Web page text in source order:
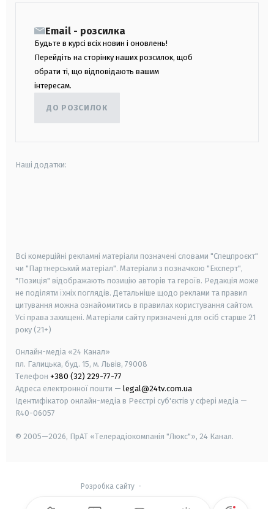
Email - розсилка
Будьте в курсі всіх новин і оновлень!
Перейдіть на сторінку наших розсилок, щоб
обрати ті, що відповідають вашим
інтересам.
ДО РОЗСИЛОК
Наші додатки:
Всі комерційні рекламні матеріали позначені словами "Спецпроєкт"
чи "Партнерський матеріал". Матеріали з позначкою "Експерт",
"Позиція" відображають позицію авторів та героїв. Редакція може
не поділяти їхніх поглядів. Детальніше щодо реклами та правил
цитування можна ознайомитись в правилах користування сайтом.
Усі права захищені. Матеріали сайту призначені для осіб старше 21
року (21+)
Онлайн-медіа «24 Канал»
пл. Галицька, буд. 15, м. Львів, 79008
Телефон +380 (32) 229-77-77
Адреса електронної пошти — legal@24tv.com.ua
Ідентифікатор онлайн-медіа в Реєстрі суб'єктів у сфері медіа —
R40-06057
© 2005—2026, ПрАТ «Телерадіокомпанія "Люкс"», 24 Канал.
Розробка сайту-